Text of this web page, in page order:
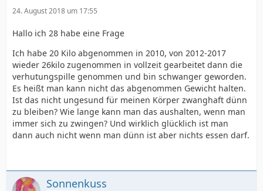
24. August 2018 um 17:55
Hallo ich 28 habe eine Frage
Ich habe 20 Kilo abgenommen in 2010, von 2012-2017
wieder 26kilo zugenommen in vollzeit gearbeitet dann die
verhutungspille genommen und bin schwanger geworden.
Es heißt man kann nicht das abgenommen Gewicht halten.
Ist das nicht ungesund für meinen Körper zwanghaft dünn
zu bleiben? Wie lange kann man das aushalten, wenn man
immer sich zu zwingen? Und wirklich glücklich ist man
dann auch nicht wenn man dünn ist aber nichts essen darf.
Sonnenkuss